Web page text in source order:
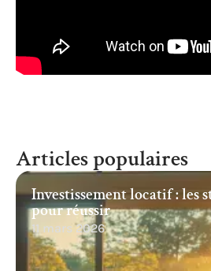
Articles populaires
Investissement locatif : les
pour réussir
11 mars 2026